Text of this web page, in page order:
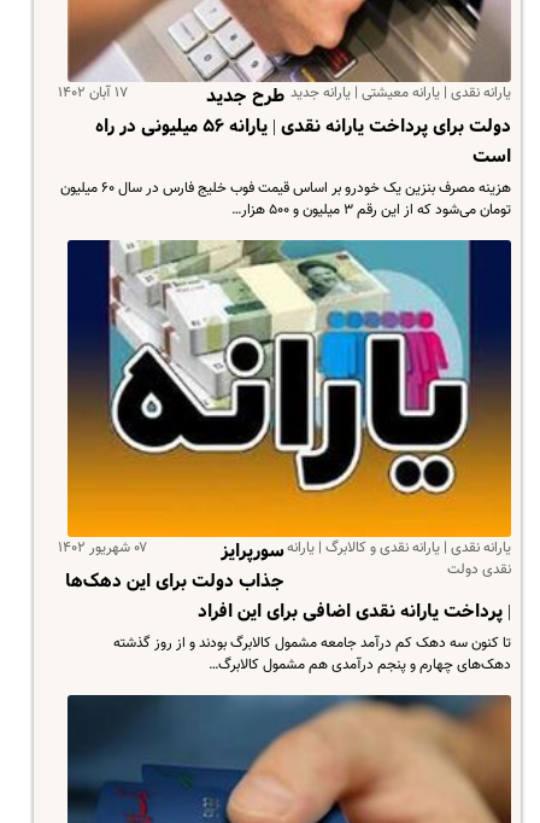
یارانه نقدی | یارانه معیشتی | یارانه جدید ۱۷ آبان ۱۴۰۲
طرح جدید
دولت برای پرداخت یارانه نقدی | یارانه ۵۶ میلیونی در راه
است
هزینه مصرف بنزین یک خودرو بر اساس قیمت فوب خلیج فارس در سال ۶۰ میلیون
تومان می‌شود که از این رقم ۳ میلیون و ۵۰۰ هزار…
یارانه نقدی | یارانه نقدی و کالابرگ | یارانه
نقدی دولت
۰۷ شهریور ۱۴۰۲
سورپرایز
جذاب دولت برای این دهک‌ها
| پرداخت یارانه نقدی اضافی برای این افراد
تا کنون سه دهک کم درآمد جامعه مشمول کالابرگ بودند و از روز گذشته
دهک‌های چهارم و پنجم درآمدی هم مشمول کالابرگ…